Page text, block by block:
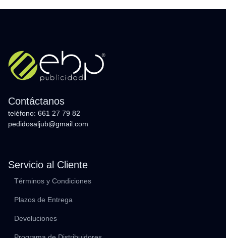
Contáctanos
teléfono: 661 27 79 82
pedidosaljub@gmail.com
Servicio al Cliente
Términos y Condiciones
Plazos de Entrega
Devoluciones